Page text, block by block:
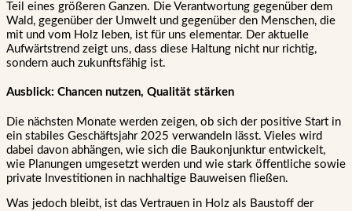
Teil eines größeren Ganzen. Die Verantwortung gegenüber dem
Wald, gegenüber der Umwelt und gegenüber den Menschen, die
mit und vom Holz leben, ist für uns elementar. Der aktuelle
Aufwärtstrend zeigt uns, dass diese Haltung nicht nur richtig,
sondern auch zukunftsfähig ist.
Ausblick: Chancen nutzen, Qualität stärken
Die nächsten Monate werden zeigen, ob sich der positive Start in
ein stabiles Geschäftsjahr 2025 verwandeln lässt. Vieles wird
dabei davon abhängen, wie sich die Baukonjunktur entwickelt,
wie Planungen umgesetzt werden und wie stark öffentliche sowie
private Investitionen in nachhaltige Bauweisen fließen.
Was jedoch bleibt, ist das Vertrauen in Holz als Baustoff der